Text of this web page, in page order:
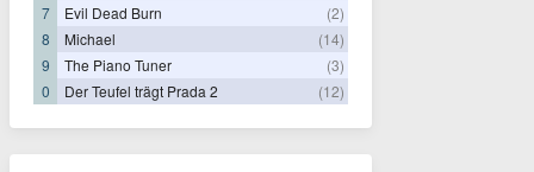
7
Evil Dead Burn
(2)
8
Michael
(14)
9
The Piano Tuner
(3)
0
Der Teufel trägt Prada 2 (12)